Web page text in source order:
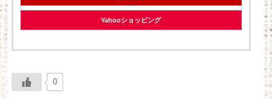
Yahooショッピング
0